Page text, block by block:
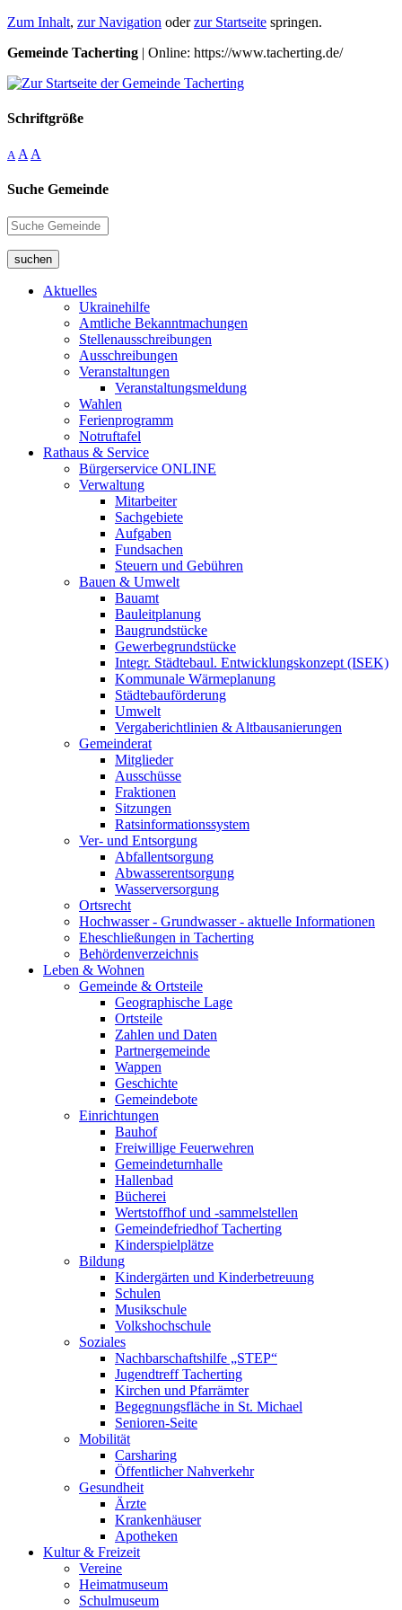
Zum Inhalt, zur Navigation oderzur Startseite springen.
Gemeinde Tacherting | Online: https://www.tacherting.de/
Schriftgröße
A A A
Suche Gemeinde
suchen
Aktuelles
Ukrainehilfe
Amtliche Bekanntmachungen
Stellenausschreibungen
Ausschreibungen
Veranstaltungen
Veranstaltungsmeldung
Wahlen
Ferienprogramm
Notruftafel
Rathaus & Service
Bürgerservice ONLINE
Verwaltung
Mitarbeiter
Sachgebiete
Aufgaben
Fundsachen
Steuern und Gebühren
Bauen & Umwelt
Bauamt
Bauleitplanung
Baugrundstücke
Gewerbegrundstücke
Integr. Städtebaul. Entwicklungskonzept (ISEK)
Kommunale Wärmeplanung
Städtebauförderung
Umwelt
Vergaberichtlinien & Altbausanierungen
Gemeinderat
Mitglieder
Ausschüsse
Fraktionen
Sitzungen
Ratsinformationssystem
Ver- und Entsorgung
Abfallentsorgung
Abwasserentsorgung
Wasserversorgung
Ortsrecht
Hochwasser - Grundwasser - aktuelle Informationen
Eheschließungen in Tacherting
Behördenverzeichnis
Leben & Wohnen
Gemeinde & Ortsteile
Geographische Lage
Ortsteile
Zahlen und Daten
Partnergemeinde
Wappen
Geschichte
Gemeindebote
Einrichtungen
Bauhof
Freiwillige Feuerwehren
Gemeindeturnhalle
Hallenbad
Bücherei
Wertstoffhof und -sammelstellen
Gemeindefriedhof Tacherting
Kinderspielplätze
Bildung
Kindergärten und Kinderbetreuung
Schulen
Musikschule
Volkshochschule
Soziales
Nachbarschaftshilfe „STEP“
Jugendtreff Tacherting
Kirchen und Pfarrämter
Begegnungsfläche in St. Michael
Senioren-Seite
Mobilität
Carsharing
Öffentlicher Nahverkehr
Gesundheit
Ärzte
Krankenhäuser
Apotheken
Kultur & Freizeit
Vereine
Heimatmuseum
Schulmuseum